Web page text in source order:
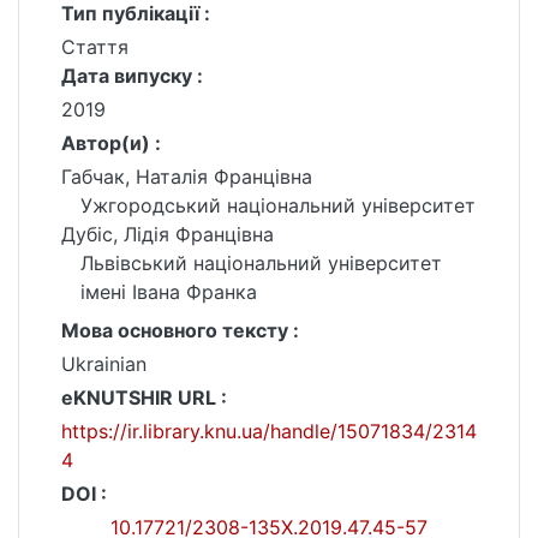
Тип публікації :
Стаття
Дата випуску :
2019
Автор(и) :
Габчак, Наталія Францівна
Ужгородський національний університет
Дубіс, Лідія Францівна
Львівський національний університет
імені Івана Франка
Мова основного тексту :
Ukrainian
eKNUTSHIR URL :
https://ir.library.knu.ua/handle/15071834/2314
4
DOI :
10.17721/2308-135X.2019.47.45-57